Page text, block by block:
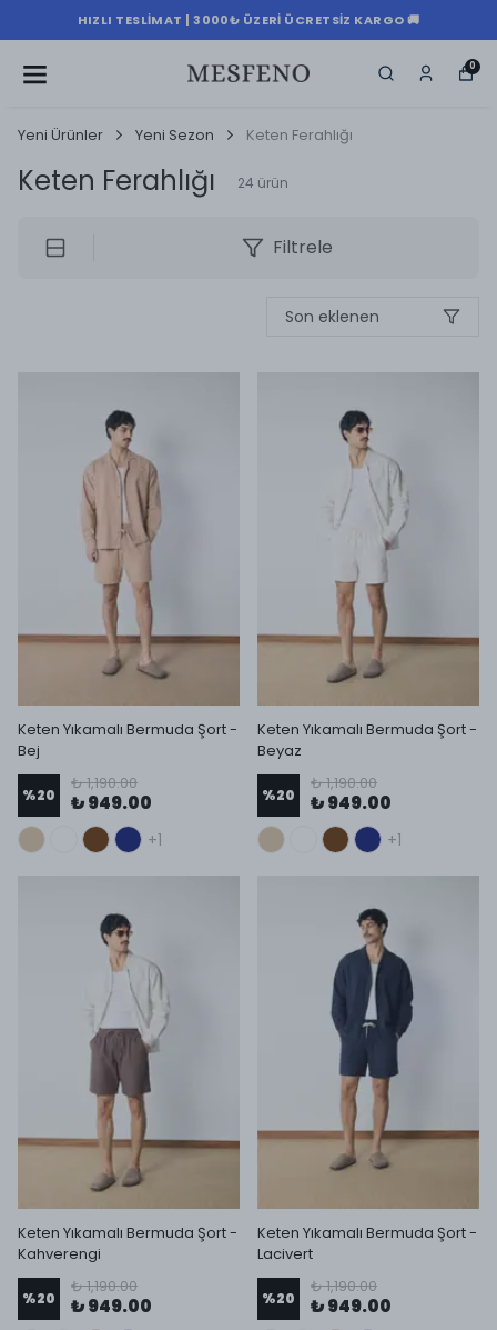
HIZLI TESLIMAT | 3000₺ ÜZERI ÜCRETSIZ KARGO 🚚
0
Yeni Ürünler Yeni Sezon Keten Ferahlığı
Keten Ferahlığı 24 ürün
Filtrele
Son eklenen
Keten Yıkamalı Bermuda Şort -
Bej
%20
₺ 1,190.00
₺ 949.00
+1
Keten Yıkamalı Bermuda Şort -
Beyaz
%20
₺ 1,190.00
₺ 949.00
+1
Keten Yıkamalı Bermuda Şort -
Kahverengi
%20
₺ 1,190.00
₺ 949.00
Keten Yıkamalı Bermuda Şort -
Lacivert
%20
₺ 1,190.00
₺ 949.00